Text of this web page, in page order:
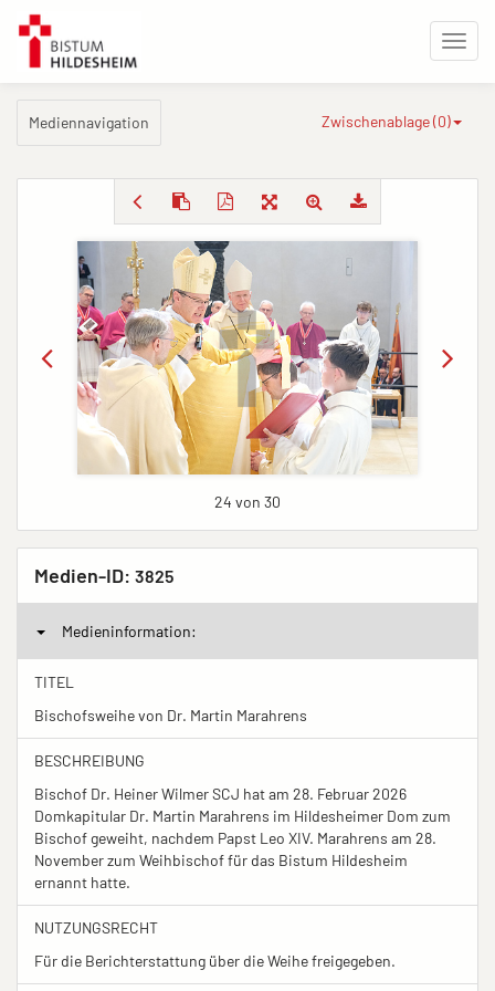
Mediennavigation Zwischenablage (0)
24 von 30
Medien-ID: 3825
Medieninformation:
TITEL
Bischofsweihe von Dr. Martin Marahrens
BESCHREIBUNG
Bischof Dr. Heiner Wilmer SCJ hat am 28. Februar 2026
Domkapitular Dr. Martin Marahrens im Hildesheimer Dom zum
Bischof geweiht, nachdem Papst Leo XIV. Marahrens am 28.
November zum Weihbischof für das Bistum Hildesheim
ernannt hatte.
NUTZUNGSRECHT
Für die Berichterstattung über die Weihe freigegeben.